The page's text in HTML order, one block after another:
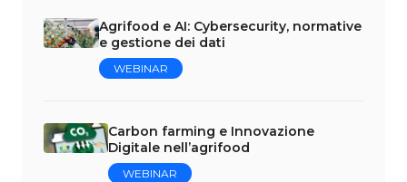
Agrifood e AI: Cybersecurity, normative
e gestione dei dati
WEBINAR
Carbon farming e Innovazione
Digitale nell’agrifood
WEBINAR